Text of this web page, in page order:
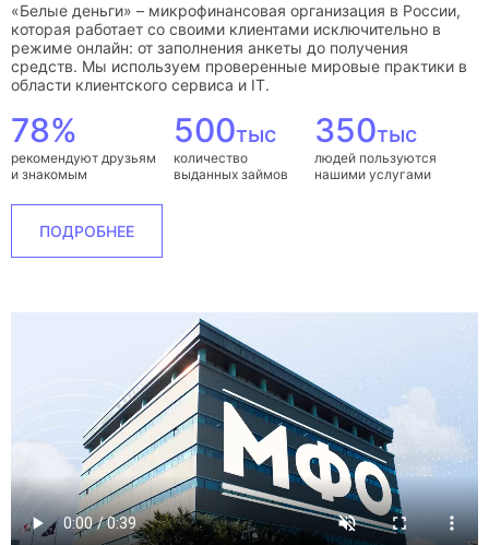
«Белые деньги» – микрофинансовая организация в России,
которая работает со своими клиентами исключительно в
режиме онлайн: от заполнения анкеты до получения
средств. Мы используем проверенные мировые практики в
области клиентского сервиса и IT.
78%
рекомендуют друзьям
и знакомым
500тыс
количество
выданных займов
350тыс
людей пользуются
нашими услугами
ПОДРОБНЕЕ